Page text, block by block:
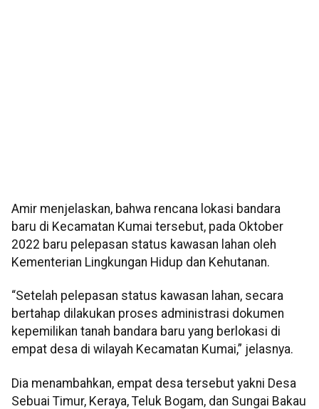
Amir menjelaskan, bahwa rencana lokasi bandara
baru di Kecamatan Kumai tersebut, pada Oktober
2022 baru pelepasan status kawasan lahan oleh
Kementerian Lingkungan Hidup dan Kehutanan.
“Setelah pelepasan status kawasan lahan, secara
bertahap dilakukan proses administrasi dokumen
kepemilikan tanah bandara baru yang berlokasi di
empat desa di wilayah Kecamatan Kumai,” jelasnya.
Dia menambahkan, empat desa tersebut yakni Desa
Sebuai Timur, Keraya, Teluk Bogam, dan Sungai Bakau